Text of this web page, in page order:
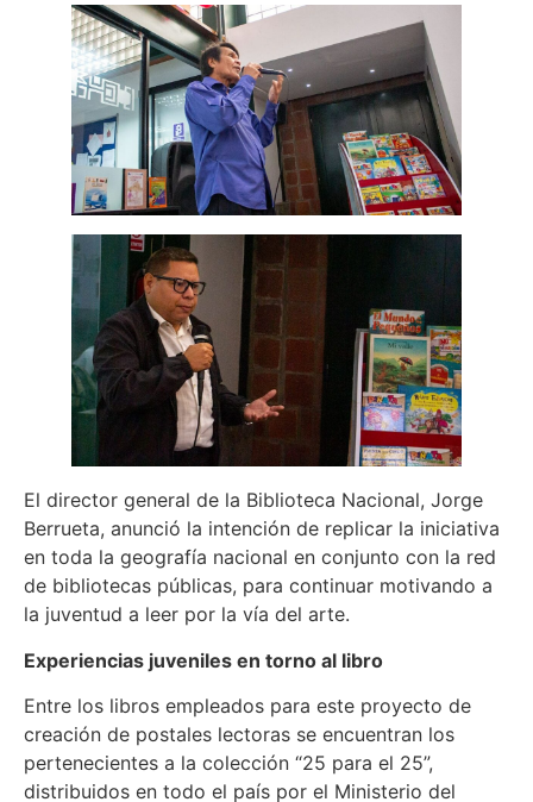
El director general de la Biblioteca Nacional, Jorge
Berrueta, anunció la intención de replicar la iniciativa
en toda la geografía nacional en conjunto con la red
de bibliotecas públicas, para continuar motivando a
la juventud a leer por la vía del arte.
Experiencias juveniles en torno al libro
Entre los libros empleados para este proyecto de
creación de postales lectoras se encuentran los
pertenecientes a la colección “25 para el 25”,
distribuidos en todo el país por el Ministerio del